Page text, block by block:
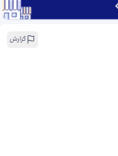
گزارش